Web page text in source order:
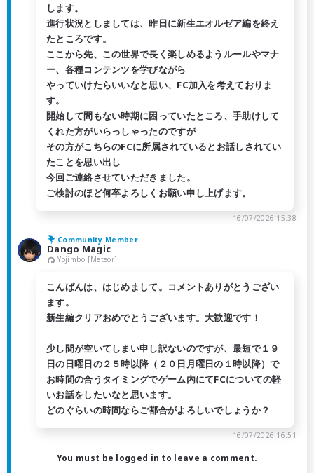
します。
進行状況としましては、昨日に新生エオルゼア編を終え
たところです。
ここから先、この世界で長く楽しめるようルールやマナ
ー、各種コンテンツを学びながら
やっていけたらいいなと思い、FC加入を考えておりま
す。
開始して間もない時期に困っていたところ、手助けして
くれた方がいらっしゃったのですが
その方がこちらのFCに所属されているとお話しされてい
たことを思い出し
今回ご連絡させていただきました。
ご検討のほど何卒よろしくお願い申し上げます。
16/07/2026 15:38
Community Member
Dango Magic
Yojimbo [Meteor]
こんばんは、はじめまして。コメントありがとうござい
ます。
新生編クリアおめでとうございます。大歓迎です！
少し間が空いてしまい申し訳ないのですが、最短で１９
日の日曜日の２５時以降（２０日月曜日の１時以降）で
お時間の合うタイミングでゲーム内にてFCについての軽
いお話をしたいなと思います。
どのぐらいの時間ならご都合がよろしいでしょうか？
16/07/2026 16:51
You must be logged in to leave a comment.